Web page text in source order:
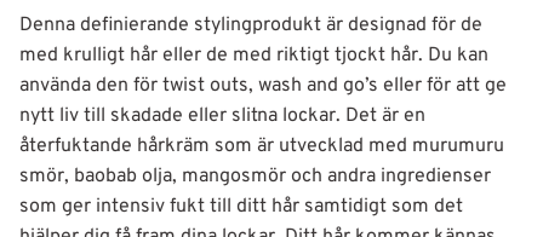
Denna definierande stylingprodukt är designad för de
med krulligt hår eller de med riktigt tjockt hår. Du kan
använda den för twist outs, wash and go’s eller för att ge
nytt liv till skadade eller slitna lockar. Det är en
återfuktande hårkräm som är utvecklad med murumuru
smör, baobab olja, mangosmör och andra ingredienser
som ger intensiv fukt till ditt hår samtidigt som det